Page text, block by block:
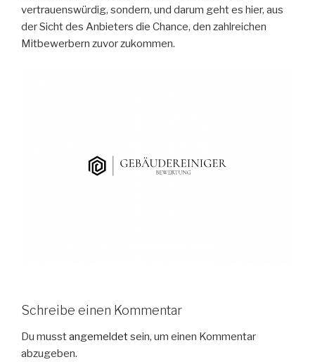
vertrauenswürdig, sondern, und darum geht es hier, aus
der Sicht des Anbieters die Chance, den zahlreichen
Mitbewerbern zuvor zukommen.
Schreibe einen Kommentar
Du musstangemeldetsein, um einen Kommentar
abzugeben.